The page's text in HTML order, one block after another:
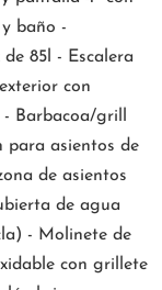
baño -
85l - Escalera
con
Barbacoa/grill
para asientos de
de asientos
de agua
- Molinete de
con grillete